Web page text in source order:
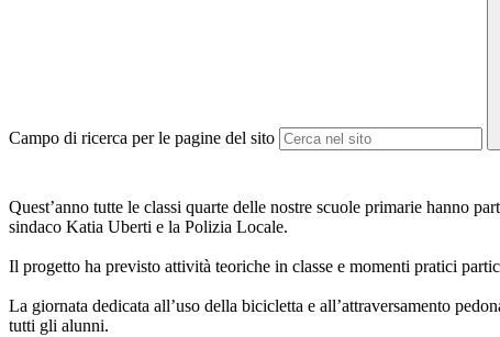
Campo di ricerca per le pagine del sito
Quest’anno tutte le classi quarte delle nostre scuole primarie hanno
sindaco Katia Uberti e la Polizia Locale.
Il progetto ha previsto attività teoriche in classe e momenti pratici
La giornata dedicata all’uso della bicicletta e all’attraversamento
tutti gli alunni.